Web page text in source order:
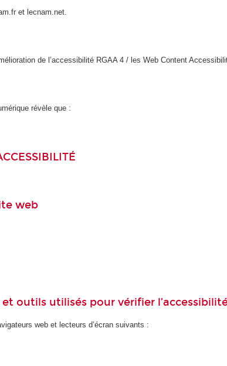
et lecnam.net.
de l’accessibilité RGAA 4 / les Web Content
révèle que :
web
outils utilisés pour vérifier
web et lecteurs d’écran suivants :